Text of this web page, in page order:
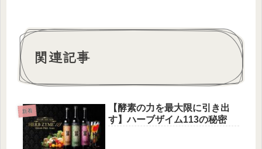
関連記事
新着
【酵素の力を最大限に引き出
す】ハーブザイム113の秘密